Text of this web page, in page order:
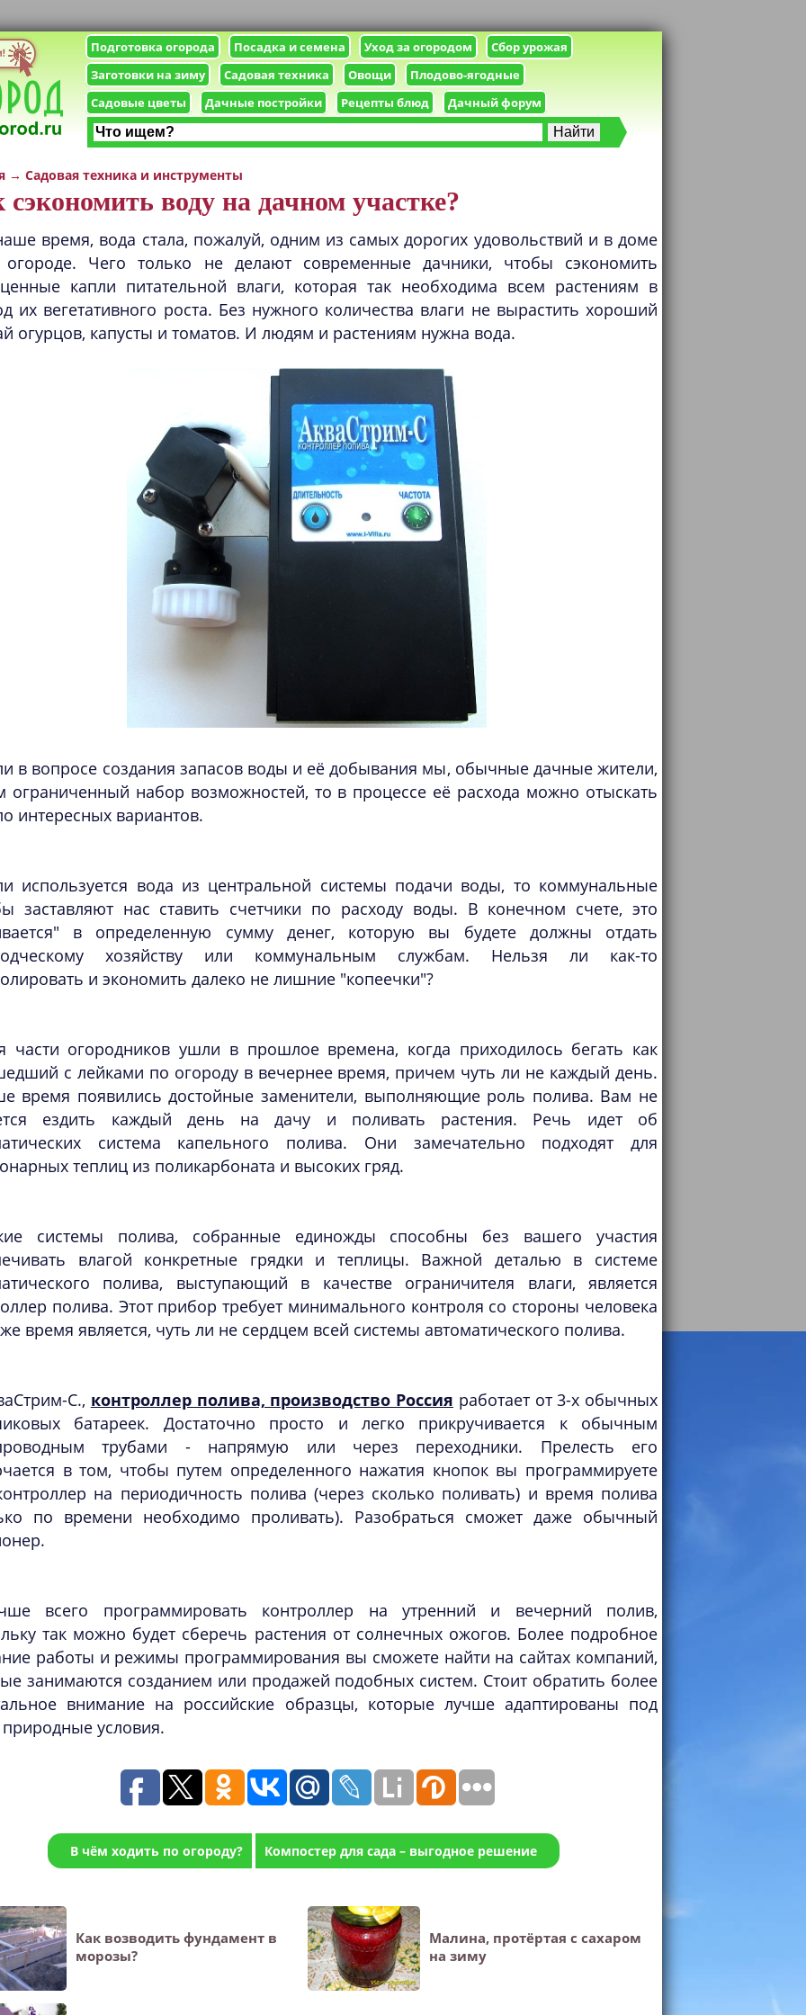
Подготовка огорода Посадка и семена Уход за огородом
Сбор урожая
Заготовки на зиму
Садовая техника Овощи
Плодово-ягодные
Садовые цветы
Дачные постройки Рецепты блюд Дачный форум
→ Садовая техника и инструменты
сэкономить воду на дачном участке?
время, вода стала, пожалуй, одним из самых дорогих удовольствий и в доме
Чего только не делают современные дачники, чтобы сэкономить
капли питательной влаги, которая так необходима всем растениям в
их вегетативного роста. Без нужного количества влаги не вырастить хороший
огурцов, капусты и томатов. И людям и растениям нужна вода.
в вопросе создания запасов воды и её добывания мы, обычные дачные жители,
ограниченный набор возможностей, то в процессе её расхода можно отыскать
интересных вариантов.
используется вода из центральной системы подачи воды, то коммунальные
заставляют нас ставить счетчики по расходу воды. В конечном счете, это
в определенную сумму денег, которую вы будете должны отдать
хозяйству или коммунальным службам. Нельзя ли как-то
и экономить далеко не лишние "копеечки"?
части огородников ушли в прошлое времена, когда приходилось бегать как
с лейками по огороду в вечернее время, причем чуть ли не каждый день.
время появились достойные заменители, выполняющие роль полива. Вам не
ездить каждый день на дачу и поливать растения. Речь идет об
система капельного полива. Они замечательно подходят для
теплиц из поликарбоната и высоких гряд.
системы полива, собранные единожды способны без вашего участия
влагой конкретные грядки и теплицы. Важной деталью в системе
полива, выступающий в качестве ограничителя влаги, является
полива. Этот прибор требует минимального контроля со стороны человека
время является, чуть ли не сердцем всей системы автоматического полива.
С., контроллер полива, производство Россия работает от 3-х обычных
батареек. Достаточно просто и легко прикручивается к обычным
трубами - напрямую или через переходники. Прелесть его
в том, чтобы путем определенного нажатия кнопок вы программируете
на периодичность полива (через сколько поливать) и время полива
по времени необходимо проливать). Разобраться сможет даже обычный
всего программировать контроллер на утренний и вечерний полив,
так можно будет сберечь растения от солнечных ожогов. Более подробное
работы и режимы программирования вы сможете найти на сайтах компаний,
занимаются созданием или продажей подобных систем. Стоит обратить более
внимание на российские образцы, которые лучше адаптированы под
условия.
В чём ходить по огороду? Компостер для сада – выгодное решение
Как возводить фундамент в
морозы?
Малина, протёртая с сахаром
на зиму